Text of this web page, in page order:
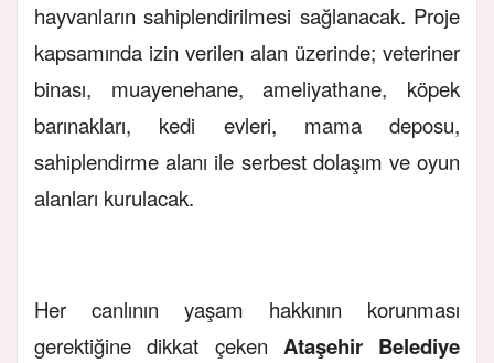
hayvanların sahiplendirilmesi sağlanacak. Proje
kapsamında izin verilen alan üzerinde; veteriner
binası, muayenehane, ameliyathane, köpek
barınakları, kedi evleri, mama deposu,
sahiplendirme alanı ile serbest dolaşım ve oyun
alanları kurulacak.
Her canlının yaşam hakkının korunması
gerektiğine dikkat çeken Ataşehir Belediye